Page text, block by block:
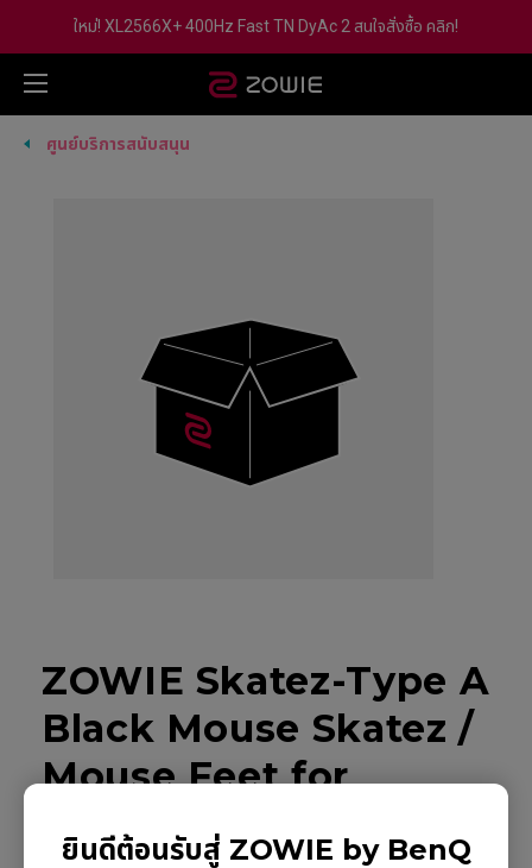
ยินดีต้อนรับสู่ ZOWIE by BenQ
ใหม่! XL2566X+ 400Hz Fast TN DyAc 2 สนใจสั่งซื้อ คลิก!
ศูนย์บริการสนับสนุน
ZOWIE Skatez-Type A
Black Mouse Skatez /
Mouse Feet for
Esports